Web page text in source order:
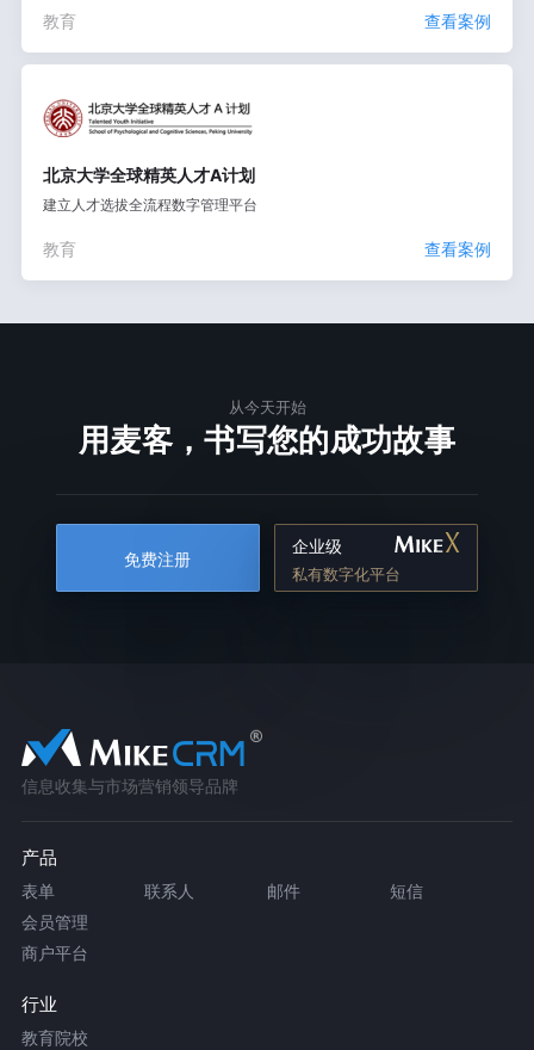
教育 查看案例
北京大学全球精英人才A计划
建立人才选拔全流程数字管理平台
教育 查看案例
从今天开始
用麦客，书写您的成功故事
免费注册
企业级
私有数字化平台
信息收集与市场营销领导品牌
产品
表单 联系人 邮件
短信
会员管理
商户平台
行业
教育院校